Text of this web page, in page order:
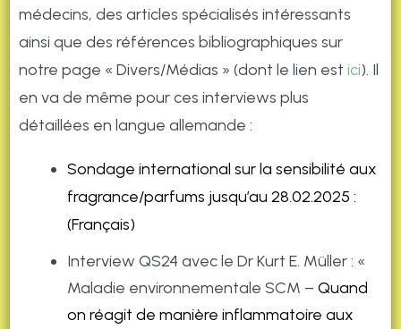
médecins, des articles spécialisés intéressants
ainsi que des références bibliographiques sur
notre page « Divers/Médias » (dont le lien estici). Il
en va de même pour ces interviews plus
détaillées en langue allemande :
Sondage international sur la sensibilité aux
fragrance/parfums jusqu’au 28.02.2025 :
(Français)
Interview QS24 avec le Dr Kurt E. Müller : «
Maladie environnementale SCM –Quand
on réagit de manière inflammatoire aux